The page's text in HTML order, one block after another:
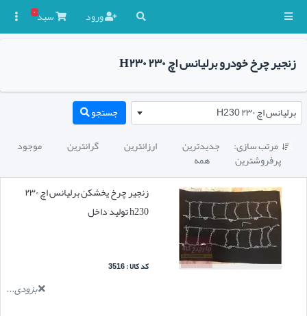
ورود سبد۰
زنجیر چرخ خودرو برلیانس اچ ۲۳۰ H۲۳۰
برلیانس اچ ۲۳۰ H230 جستجو
 مرتب سازی: جدیدترین ارزانترین گرانترین موجود
پرفروشترین
همه
زنجیر چرخ یخشکن برلیانس اچ ۲۳۰
h230 تولید داخل
کد کالا : 3516
بزودی...